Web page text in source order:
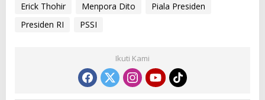
Erick Thohir Menpora Dito
Piala Presiden
Presiden RI
PSSI
Ikuti Kami